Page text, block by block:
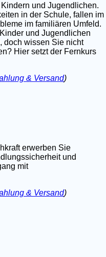
und Jugendlichen.
in der Schule, fallen im
im familiären Umfeld.
und Jugendlichen
doch wissen Sie nicht
Hier setzt der Fernkurs
& Versand)
erwerben Sie
und
mit
& Versand)